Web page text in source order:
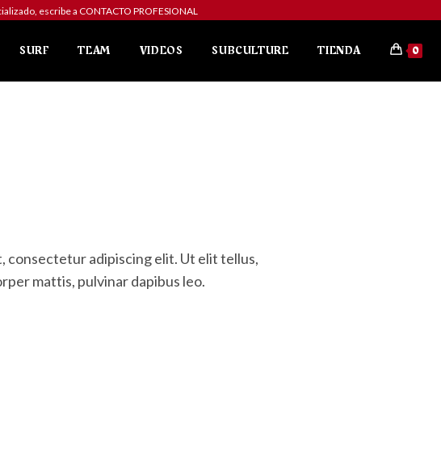
escribe a CONTACTO PROFESIONAL
SURF TEAM VIDEOS SUBCULTURE TIENDA 0
consectetur adipiscing elit. Ut elit tellus,
mattis, pulvinar dapibus leo.